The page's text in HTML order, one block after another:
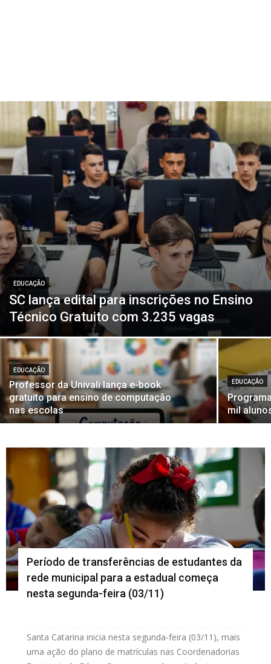
EDUCAÇÃO
SC lança edital para inscrições no Ensino
Técnico Gratuito com 3.235 vagas
EDUCAÇÃO
Professor da Univali lança e-book
gratuito para ensino de computação
nas escolas
EDUCAÇÃO
mil
Período de transferências de estudantes da
rede municipal para a estadual começa
nesta segunda-feira (03/11)
Santa Catarina inicia nesta segunda-feira (03/11), mais
uma ação do plano de matrículas nas Coordenadorias